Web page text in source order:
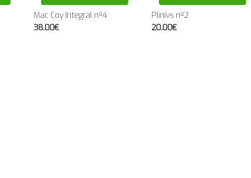
Mac Coy Integral nº4
38.00€
Plinivs nº2
20.00€